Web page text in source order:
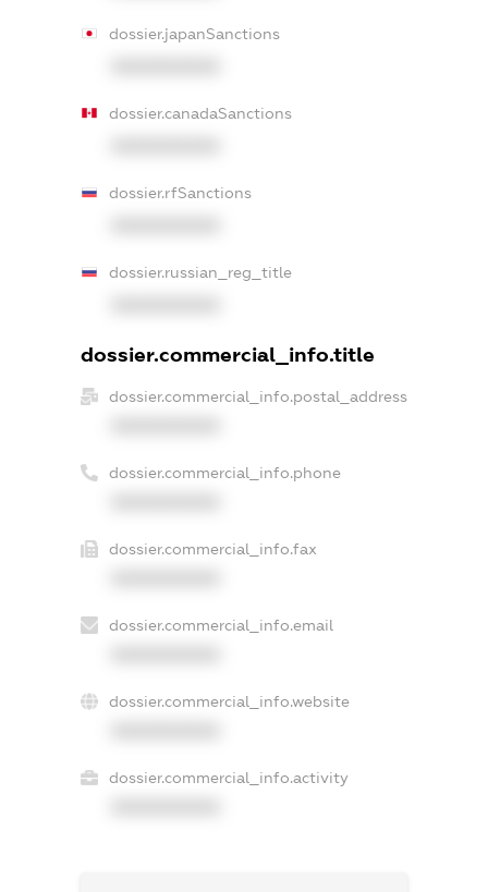
dossier.japanSanctions
dossier.canadaSanctions
dossier.rfSanctions
dossier.russian_reg_title
dossier.commercial_info.title
dossier.commercial_info.postal_address
dossier.commercial_info.phone
dossier.commercial_info.fax
dossier.commercial_info.email
dossier.commercial_info.website
dossier.commercial_info.activity